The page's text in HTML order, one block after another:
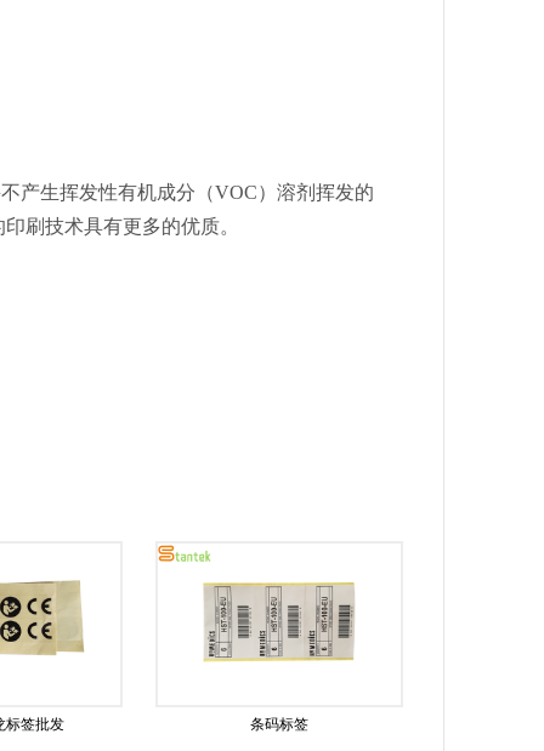
产生挥发性有机成分（VOC）溶剂挥发的
刷技术具有更多的优质。
标签批发 条码标签